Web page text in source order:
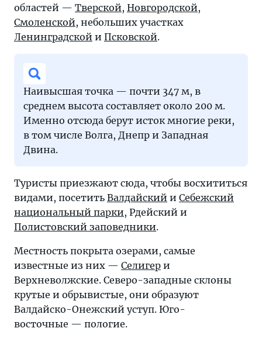
областей — Тверской, Новгородской,
Смоленской, небольших участках
Ленинградской и Псковской.
Наивысшая точка — почти 347 м, в
среднем высота составляет около 200 м.
Именно отсюда берут исток многие реки,
в том числе Волга, Днепр и Западная
Двина.
Туристы приезжают сюда, чтобы восхититься
видами, посетить Валдайский и Себежский
национальный парки, Рдейский и
Полистовский заповедники.
Местность покрыта озерами, самые
известные из них — Селигер и
Верхневолжские. Северо-западные склоны
крутые и обрывистые, они образуют
Валдайско-Онежский уступ. Юго-
восточные — пологие.